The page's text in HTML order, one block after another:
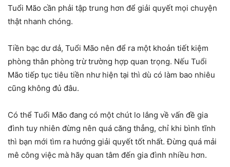
Tuổi Mão cần phải tập trung hơn để giải quyết mọi chuyện
thật nhanh chóng.
Tiền bạc dư dả, Tuổi Mão nên để ra một khoản tiết kiệm
phòng thân phòng trừ trường hợp quan trọng. Nếu Tuổi
Mão tiếp tục tiêu tiền như hiện tại thì dù có làm bao nhiêu
cũng không đủ đâu.
Có thể Tuổi Mão đang có một chút lo lắng về vấn đề gia
đình tuy nhiên đừng nên quá căng thẳng, chỉ khi bình tĩnh
thì bạn mới tìm ra hướng giải quyết tốt nhất. Đừng quá mải
mê công việc mà hãy quan tâm đến gia đình nhiều hơn.